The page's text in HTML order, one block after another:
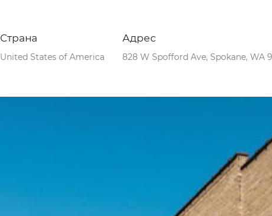
Страна
United States of America
Адрес
828 W Spofford Ave, Spokane, WA